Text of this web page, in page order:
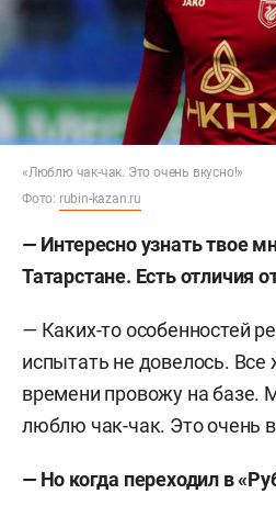
«Люблю чак-чак. Это очень вкусно!»
Фото: rubin-kazan.ru
—Интересно узнать твое
Татарстане. Есть отличия
— Каких-то особенностей
испытать не довелось.
времени провожу на базе.
люблю чак-чак. Это очень
—Но когда переходил в